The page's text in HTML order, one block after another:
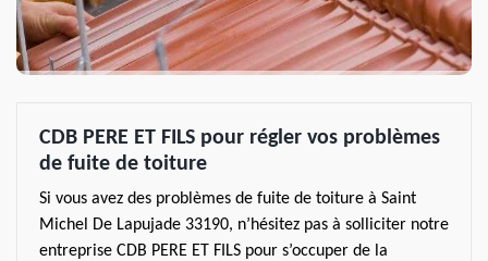
CDB PERE ET FILS pour régler vos problèmes
de fuite de toiture
Si vous avez des problèmes de fuite de toiture à Saint
Michel De Lapujade 33190, n’hésitez pas à solliciter notre
entreprise CDB PERE ET FILS pour s’occuper de la